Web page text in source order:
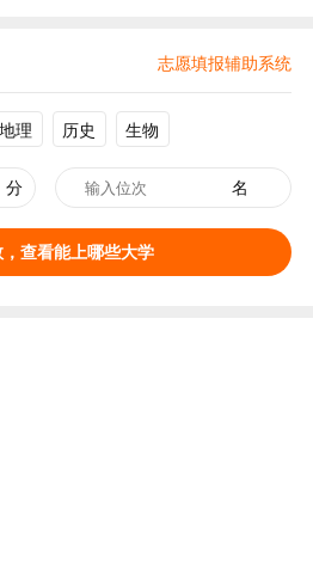
志愿填报辅助系统
地理 历史 生物
分 名
查看能上哪些大学